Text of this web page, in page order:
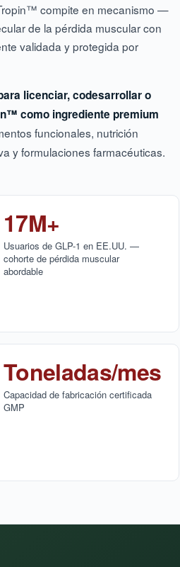
compite en mecanismo —
de la pérdida muscular con
validada y protegida por
licenciar, codesarrollar o
como ingrediente premium
funcionales, nutrición
y formulaciones farmacéuticas.
17M+
Usuarios de GLP-1 en EE.UU. —
cohorte de pérdida muscular
abordable
Toneladas/mes
Capacidad de fabricación certificada
GMP